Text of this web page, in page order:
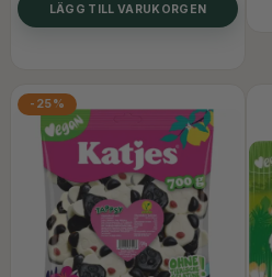
LÄGG TILL VARUKORGEN
-25%